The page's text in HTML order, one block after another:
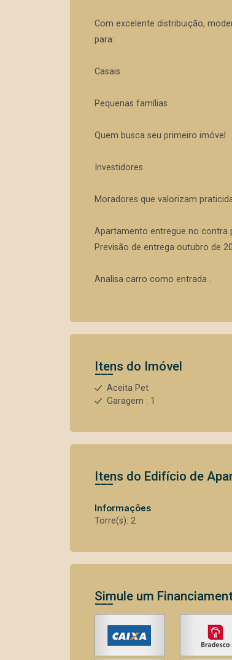
Com excelente distribuição,
para:
Casais
Pequenas famílias
Quem busca seu primeiro imóvel
Investidores
Moradores que valorizam
Apartamento entregue no contra
Previsão de entrega outubro de
Analisa carro como entrada .
Itens do Imóvel
Aceita Pet
Garagem : 1
Itens do Edifício de
Informações
Torre(s): 2
Simule um